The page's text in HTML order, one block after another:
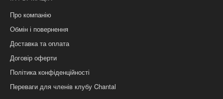
Про компанію
Обмін і повернення
Доставка та оплата
Договір оферти
Політика конфіденційності
Переваги для членів клубу Chantal